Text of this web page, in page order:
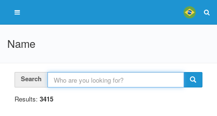
Name
Search
Results: 3415